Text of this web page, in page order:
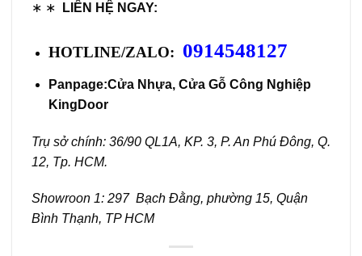
∗ ∗ LIÊN HỆ NGAY:
HOTLINE/ZALO: 0914548127
Panpage:Cửa Nhựa, Cửa Gỗ Công Nghiệp
KingDoor
Trụ sở chính: 36/90 QL1A, KP. 3, P. An Phú Đông, Q.
12, Tp. HCM.
Showroon 1: 297 Bạch Đằng, phường 15, Quận
Bình Thạnh, TP HCM